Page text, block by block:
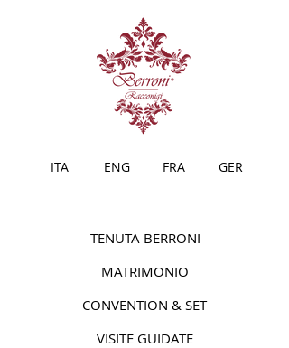
ITA ENG FRA GER
TENUTA BERRONI
MATRIMONIO
CONVENTION & SET
VISITE GUIDATE